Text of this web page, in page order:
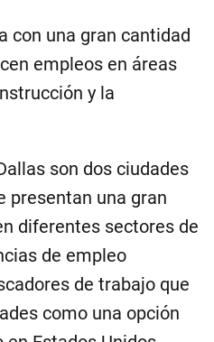
con una gran cantidad
empleos en áreas
y la
son dos ciudades
presentan una gran
diferentes sectores de
de empleo
de trabajo que
como una opción